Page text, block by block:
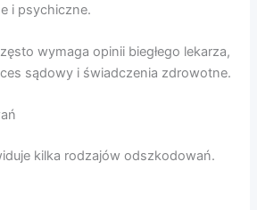
i psychiczne.
wymaga opinii biegłego lekarza,
sądowy i świadczenia zdrowotne.
kilka rodzajów odszkodowań.